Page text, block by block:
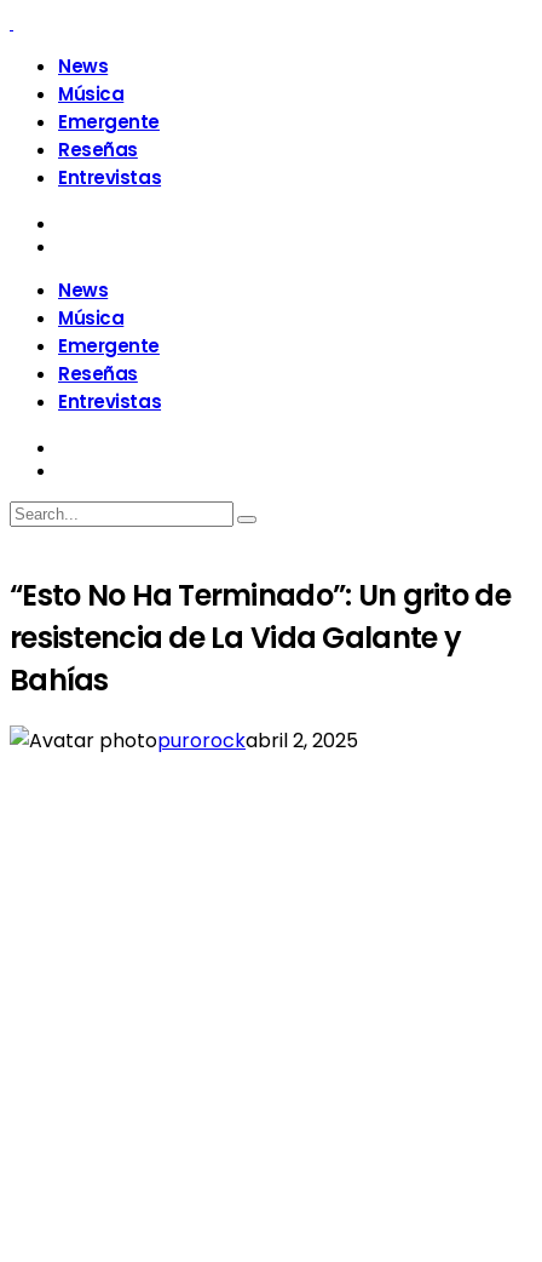
News
Música
Emergente
Reseñas
Entrevistas
News
Música
Emergente
Reseñas
Entrevistas
“Esto No Ha Terminado”: Un grito de
resistencia de La Vida Galante y
Bahías
purorockabril 2, 2025